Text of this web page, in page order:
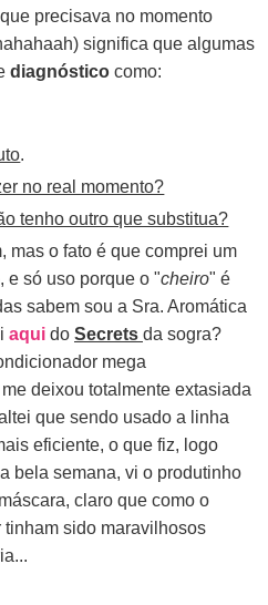
precisava no momento
significa que algumas
diagnóstico como:
.
no real momento?
tenho outro que substitua?
mas o fato é que comprei um
e só uso porque o "cheiro" é
sabem sou a Sra. Aromática
aqui do Secrets da sogra?
mega
deixou totalmente extasiada
que sendo usado a linha
eficiente, o que fiz, logo
bela semana, vi o produtinho
claro que como o
sido maravilhosos